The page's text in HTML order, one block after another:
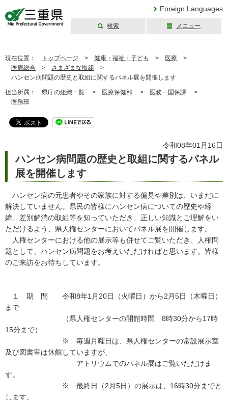
Foreign Languages
検索 メニュー
現在位置： トップページ > 健康・福祉・子ども > 医療 >
医療総合 > さまざまな取組
>
ハンセン病問題の歴史と取組に関するパネル展を開催します
担当所属： 県庁の組織一覧 > 医療保健部 > 医務・国保課 >
医務班
令和08年01月16日
ハンセン病問題の歴史と取組に関するパネル
展を開催します
ハンセン病の元患者やその家族に対する偏見や差別は、いまだに
解決していません。県民の皆様にハンセン病についての歴史や経
緯、差別解消の取組等を知っていただき、正しい知識とご理解をい
ただけるよう、県人権センターにおいてパネル展を開催します。
人権センターにおける他の展示等も併せてご覧いただき、人権問
題として、ハンセン病問題をお考えいただければと思います。皆様
のご来訪をお待ちしています。
１ 期 間 令和8年1月20日（火曜日）から2月5日（木曜日）
まで
（県人権センターの開館時間 8時30分から17時
15分まで）
※ 毎週月曜日は、県人権センターの常設展示室
及び図書室は休館していますが、
アトリウムでのパネル展はご覧いただけま
す。
※ 最終日（2月5日）の展示は、16時30分までと
します。